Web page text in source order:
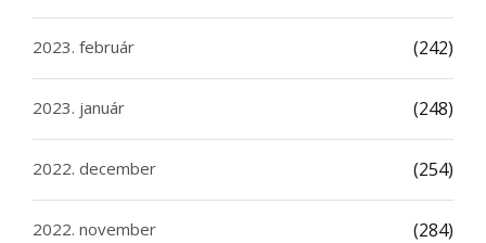
2023. február (242)
2023. január (248)
2022. december (254)
2022. november (284)